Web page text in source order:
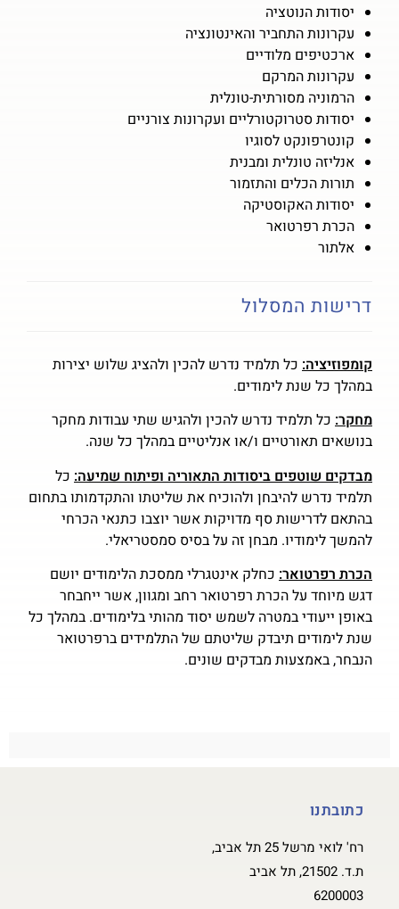
יסודות הנוטציה
עקרונות התחביר והאינטונציה
ארכטיפים מלודיים
עקרונות המרקם
הרמוניה מסורתית-טונלית
יסודות סטרוקטורליים ועקרונות צורניים
קונטרפונקט לסוגיו
אנליזה טונלית ומבנית
תורות הכלים והתזמור
יסודות האקוסטיקה
הכרת רפרטואר
אלתור
דרישות המסלול
קומפוזיציה: כל תלמיד נדרש להכין ולהציג שלוש יצירות
במהלך כל שנת לימודים.
מחקר: כל תלמיד נדרש להכין ולהגיש שתי עבודות מחקר
בנושאים תאורטיים ו/או אנליטיים במהלך כל שנה.
מבדקים שוטפים ביסודות התאוריה ופיתוח שמיעה: כל
תלמיד נדרש להיבחן ולהוכיח את שליטתו והתקדמותו בתחום
בהתאם לדרישות סף מדויקות אשר יוצבו כתנאי הכרחי
להמשך לימודיו. מבחן זה על בסיס סמסטריאלי.
הכרת רפרטואר: כחלק אינטגרלי ממסכת הלימודים יושם
דגש מיוחד על הכרת רפרטואר רחב ומגוון, אשר ייחבחר
באופן ייעודי במטרה לשמש יסוד מהותי בלימודים. במהלך כל
שנת לימודים תיבדק שליטתם של התלמידים ברפרטואר
הנבחר, באמצעות מבדקים שונים.
כתובתנו
רח' לואי מרשל 25 תל אביב,
ת.ד. 21502, תל אביב
6200003